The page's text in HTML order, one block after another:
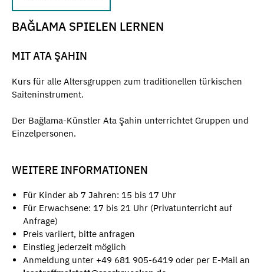
BAĞLAMA SPIELEN LERNEN
MIT ATA ŞAHIN
Kurs für alle Altersgruppen zum traditionellen türkischen
Saiteninstrument.
Der Bağlama-Künstler Ata Şahin unterrichtet Gruppen und
Einzelpersonen.
WEITERE INFORMATIONEN
Für Kinder ab 7 Jahren: 15 bis 17 Uhr
Für Erwachsene: 17 bis 21 Uhr (Privatunterricht auf
Anfrage)
Preis variiert, bitte anfragen
Einstieg jederzeit möglich
Anmeldung unter +49 681 905-6419 oder per E-Mail an